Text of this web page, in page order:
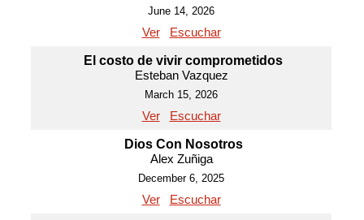
June 14, 2026
Ver Escuchar
El costo de vivir comprometidos
Esteban Vazquez
March 15, 2026
Ver Escuchar
Dios Con Nosotros
Alex Zuñiga
December 6, 2025
Ver Escuchar